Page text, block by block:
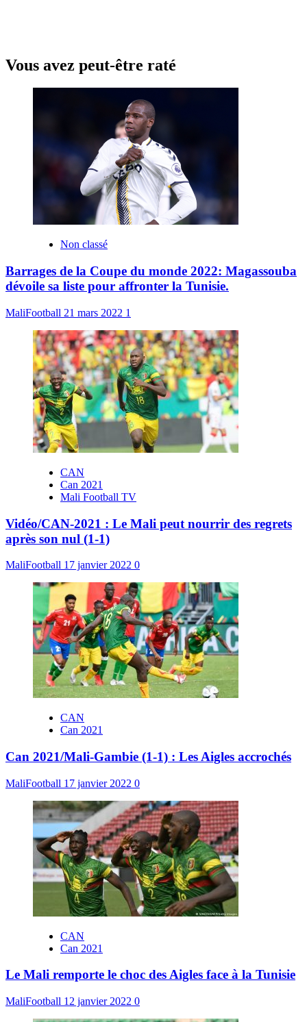
Vous avez peut-être raté
Non classé
Barrages de la Coupe du monde 2022: Magassouba
dévoile sa liste pour affronter la Tunisie.
MaliFootball 21 mars 2022 1
CAN
Can 2021
Mali Football TV
Vidéo/CAN-2021 : Le Mali peut nourrir des regrets
après son nul (1-1)
MaliFootball 17 janvier 2022 0
CAN
Can 2021
Can 2021/Mali-Gambie (1-1) : Les Aigles accrochés
MaliFootball 17 janvier 2022 0
CAN
Can 2021
Le Mali remporte le choc des Aigles face à la Tunisie
MaliFootball 12 janvier 2022 0